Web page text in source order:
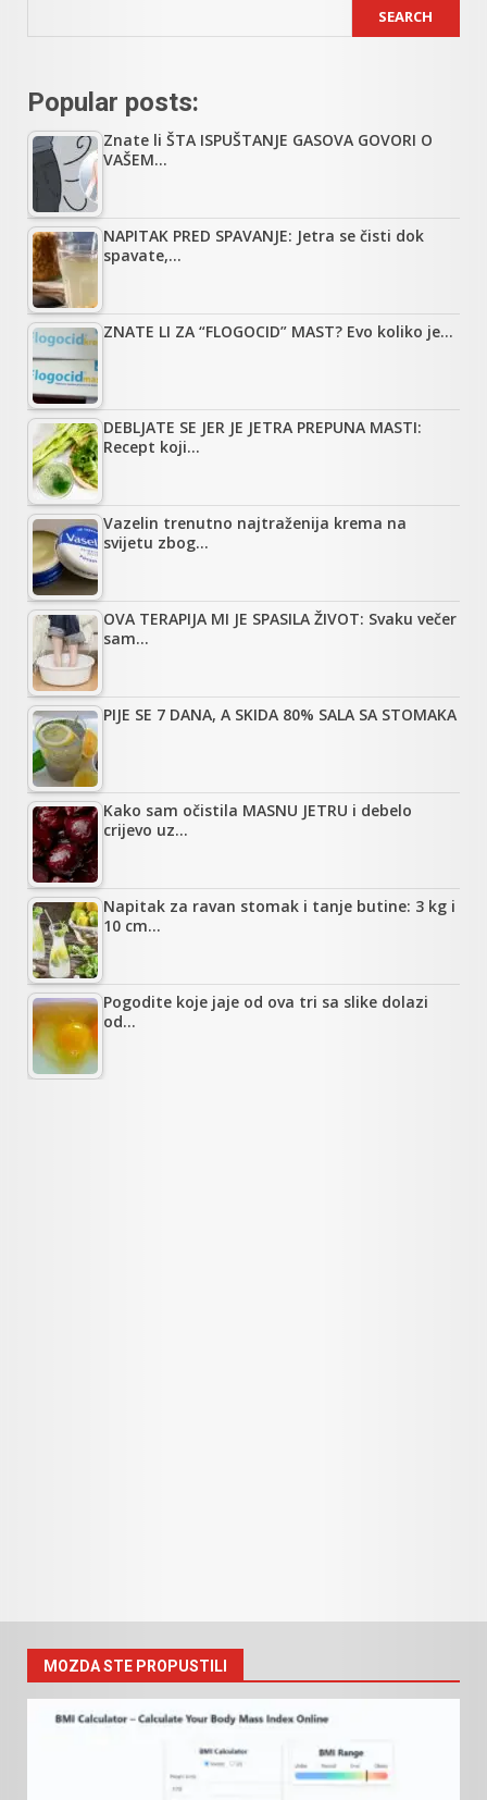
SEARCH
Popular posts:
Znate li ŠTA ISPUŠTANJE GASOVA GOVORI O
VAŠEM…
NAPITAK PRED SPAVANJE: Jetra se čisti dok
spavate,…
ZNATE LI ZA “FLOGOCID” MAST? Evo koliko je…
DEBLJATE SE JER JE JETRA PREPUNA MASTI:
Recept koji…
Vazelin trenutno najtraženija krema na
svijetu zbog…
OVA TERAPIJA MI JE SPASILA ŽIVOT: Svaku večer
sam…
PIJE SE 7 DANA, A SKIDA 80% SALA SA STOMAKA
Kako sam očistila MASNU JETRU i debelo
crijevo uz…
Napitak za ravan stomak i tanje butine: 3 kg i
10 cm…
Pogodite koje jaje od ova tri sa slike dolazi
od…
MOZDA STE PROPUSTILI